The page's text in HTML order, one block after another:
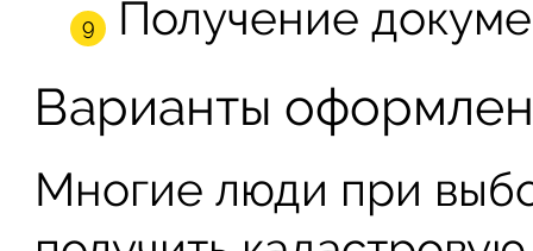
Получение
Варианты
Многие люди при